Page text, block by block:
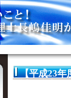
【平成23年